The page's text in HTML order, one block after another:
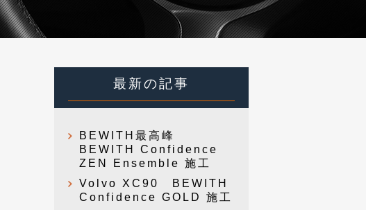
最新の記事
BEWITH最高峰
BEWITH Confidence
ZEN Ensemble 施工
Volvo XC90 BEWITH
Confidence GOLD 施工